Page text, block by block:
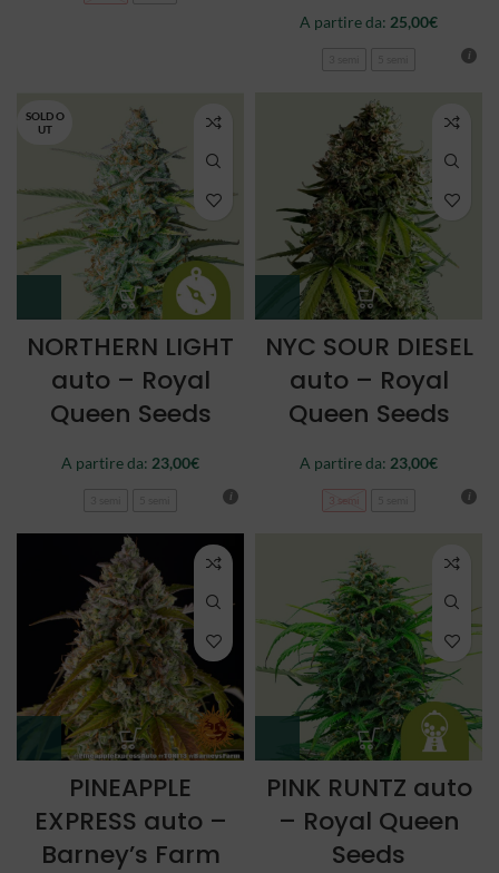
A partire da: 25,00€
SOLD O
UT
NORTHERN LIGHT
auto – Royal
Queen Seeds
A partire da: 23,00€
NYC SOUR DIESEL
auto – Royal
Queen Seeds
A partire da: 23,00€
3 semi
PINEAPPLE
EXPRESS auto –
Barney’s Farm
PINK RUNTZ auto
– Royal Queen
Seeds